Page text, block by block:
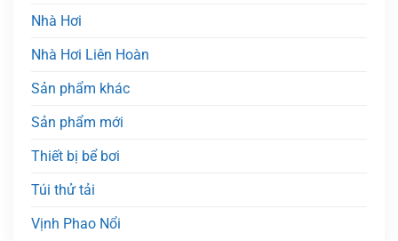
Nhà Hơi
Nhà Hơi Liên Hoàn
Sản phẩm khác
Sản phẩm mới
Thiết bị bể bơi
Túi thử tải
Vịnh Phao Nổi